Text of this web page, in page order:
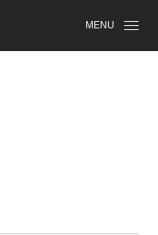
MENU